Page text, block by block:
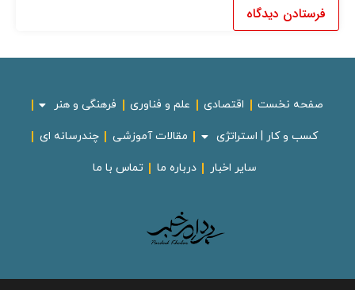
صفحه نخست اقتصادی علم و فناوری فرهنگی و هنر
کسب و کار | استراتژی مقالات آموزشی چندرسانه ای
سایر اخبار درباره ما تماس با ما